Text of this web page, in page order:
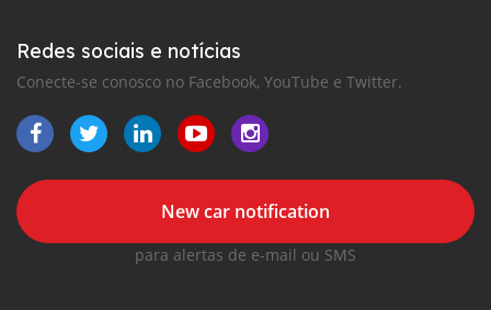
Redes sociais e notícias
Conecte-se conosco no Facebook, YouTube e Twitter.
New car notification
para alertas de e-mail ou SMS